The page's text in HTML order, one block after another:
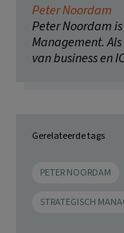
Peter Noordam
Peter Noordam
Management.
van business en
Gerelateerde tags
PETER NOORDAM
STRATEGISCH